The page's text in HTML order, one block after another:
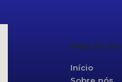
Mapa do site
Início
Sobre nós